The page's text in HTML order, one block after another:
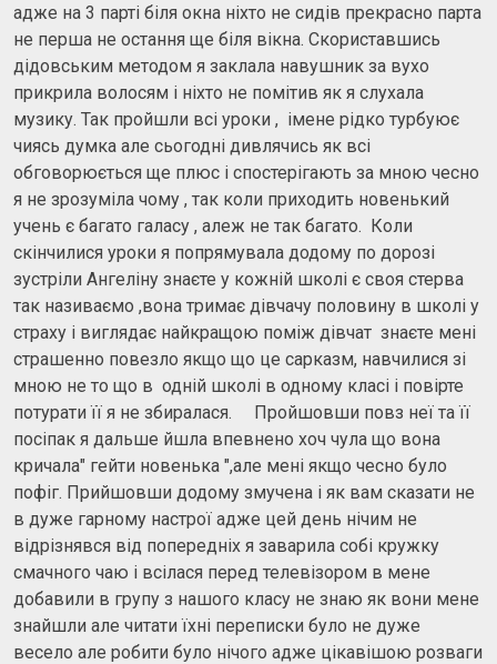
адже на 3 парті біля окна ніхто не сидів прекрасно парта
не перша не остання ще біля вікна. Скориставшись
дідовським методом я заклала навушник за вухо
прикрила волосям і ніхто не помітив як я слухала
музику. Так пройшли всі уроки , імене рідко турбуює
чиясь думка але сьогодні дивлячись як всі
обговорюється ще плюс і спостерігають за мною чесно
я не зрозуміла чому , так коли приходить новенький
учень є багато галасу , алеж не так багато. Коли
скінчилися уроки я попрямувала додому по дорозі
зустріли Ангеліну знаєте у кожній школі є своя стерва
так називаємо ,вона тримає дівчачу половину в школі у
страху і виглядає найкращою поміж дівчат знаєте мені
страшенно повезло якщо що це сарказм, навчилися зі
мною не то що в одній школі в одному класі і повірте
потурати її я не збиралася. Пройшовши повз неї та її
посіпак я дальше йшла впевнено хоч чула що вона
кричала" гейти новенька ",але мені якщо чесно було
пофіг. Прийшовши додому змучена і як вам сказати не
в дуже гарному настрої адже цей день нічим не
відрізнявся від попередніх я заварила собі кружку
смачного чаю і всілася перед телевізором в мене
добавили в групу з нашого класу не знаю як вони мене
знайшли але читати їхні переписки було не дуже
весело але робити було нічого адже цікавішою розваги